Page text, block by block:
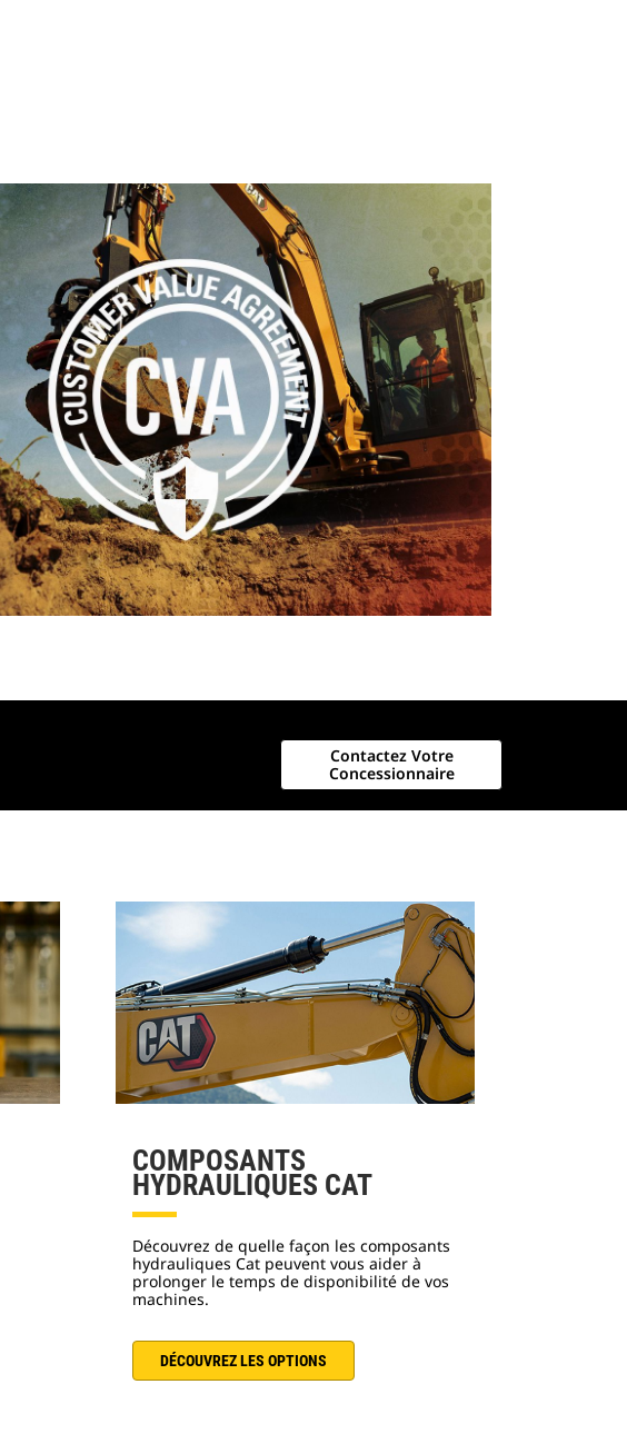
Contactez Votre
Concessionnaire
COMPOSANTS
HYDRAULIQUES CAT
Découvrez de quelle façon les composants
hydrauliques Cat peuvent vous aider à
prolonger le temps de disponibilité de vos
machines.
DÉCOUVREZ LES OPTIONS